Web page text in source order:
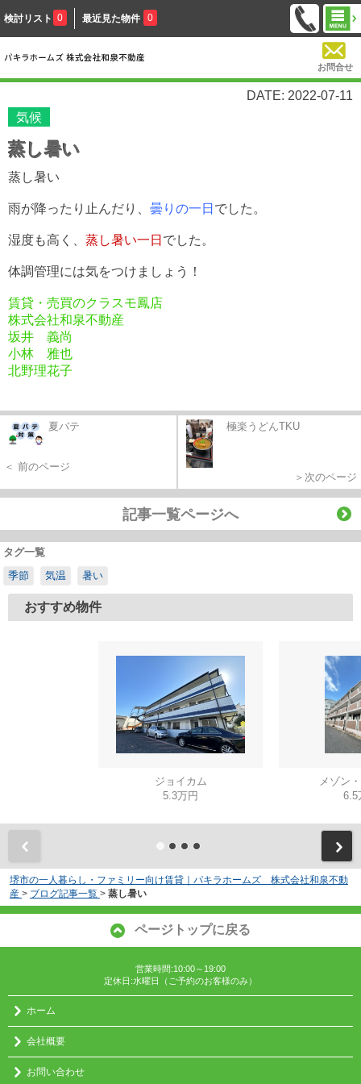
検討リスト 0 最近見た物件 0
お問合せ
DATE: 2022-07-11
気候
蒸し暑い
蒸し暑い
雨が降ったり止んだり、 曇りの一日 でした。
湿度も高く、 蒸し暑い一日 でした。
体調管理には気をつけましょう！
賃貸・売買のクラスモ鳳店
株式会社和泉不動産
坂井 義尚
小林 雅也
北野理花子
夏バテ
＜ 前のページ
極楽うどんTKU
＞次のページ
記事一覧ページへ
タグ一覧
季節
気温 暑い
おすすめ物件
ジョイカム
5.3万円
メゾン
6.5
堺市の一人暮らし・ファミリー向け賃貸｜パキラホームズ 株式会社和泉不動
産 > ブログ記事一覧 > 蒸し暑い
ページトップに戻る
営業時間:10:00～19:00
定休日:水曜日（ご予約のお客様のみ）
ホーム
会社概要
お問い合わせ